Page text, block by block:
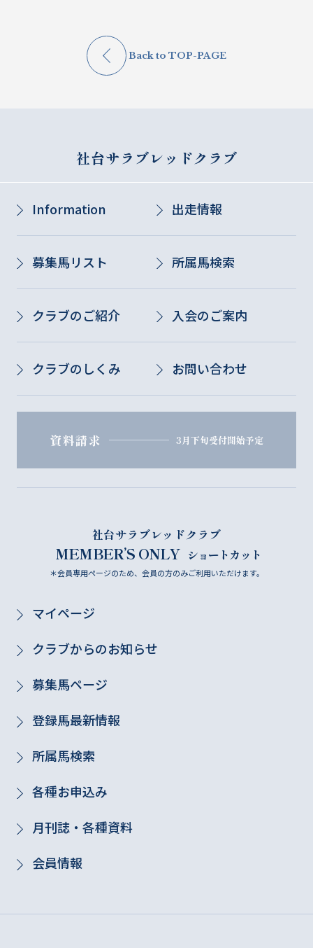
Back to TOP-PAGE
社台サラブレッドクラブ
Information 出走情報
募集馬リスト 所属馬検索
クラブのご紹介 入会のご案内
クラブのしくみ お問い合わせ
資料請求 3月下旬受付開始予定
社台サラブレッドクラブ
MEMBER’S ONLY ショートカット
＊会員専用ページのため、会員の方のみご利用いただけます。
マイページ
クラブからのお知らせ
募集馬ページ
登録馬最新情報
所属馬検索
各種お申込み
月刊誌・各種資料
会員情報